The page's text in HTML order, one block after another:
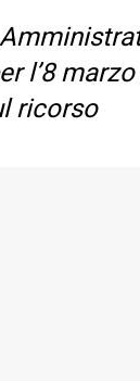
l’8
ricorso